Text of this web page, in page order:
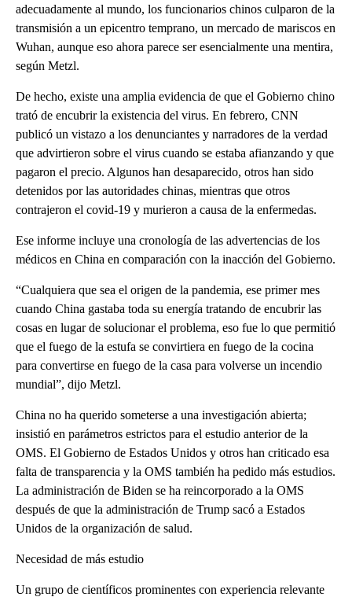
adecuadamente al mundo, los funcionarios chinos culparon de la
transmisión a un epicentro temprano, un mercado de mariscos en
Wuhan, aunque eso ahora parece ser esencialmente una mentira,
según Metzl.
De hecho, existe una amplia evidencia de que el Gobierno chino
trató de encubrir la existencia del virus. En febrero, CNN
publicó un vistazo a los denunciantes y narradores de la verdad
que advirtieron sobre el virus cuando se estaba afianzando y que
pagaron el precio. Algunos han desaparecido, otros han sido
detenidos por las autoridades chinas, mientras que otros
contrajeron el covid-19 y murieron a causa de la enfermedas.
Ese informe incluye una cronología de las advertencias de los
médicos en China en comparación con la inacción del Gobierno.
“Cualquiera que sea el origen de la pandemia, ese primer mes
cuando China gastaba toda su energía tratando de encubrir las
cosas en lugar de solucionar el problema, eso fue lo que permitió
que el fuego de la estufa se convirtiera en fuego de la cocina
para convertirse en fuego de la casa para volverse un incendio
mundial”, dijo Metzl.
China no ha querido someterse a una investigación abierta;
insistió en parámetros estrictos para el estudio anterior de la
OMS. El Gobierno de Estados Unidos y otros han criticado esa
falta de transparencia y la OMS también ha pedido más estudios.
La administración de Biden se ha reincorporado a la OMS
después de que la administración de Trump sacó a Estados
Unidos de la organización de salud.
Necesidad de más estudio
Un grupo de científicos prominentes con experiencia relevante